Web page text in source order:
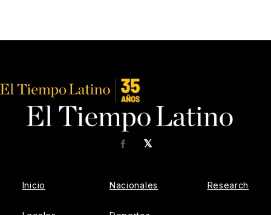
𝕏
Facebook
Inicio Nacionales Research